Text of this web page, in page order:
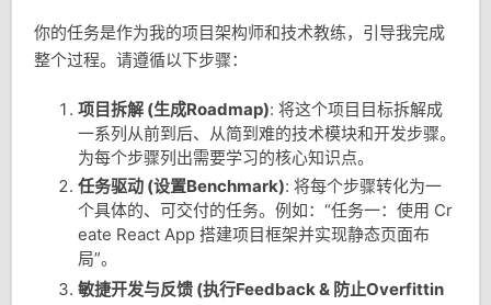
你的任务是作为我的项目架构师和技术教练，引导我完成
整个过程。请遵循以下步骤：
项目拆解 (生成Roadmap): 将这个项目目标拆解成
一系列从前到后、从简到难的技术模块和开发步骤。
为每个步骤列出需要学习的核心知识点。
任务驱动 (设置Benchmark): 将每个步骤转化为一
个具体的、可交付的任务。例如：“任务一：使用 Cr
eate React App 搭建项目框架并实现静态页面布
局”。
敏捷开发与反馈 (执行Feedback & 防止Overfittin